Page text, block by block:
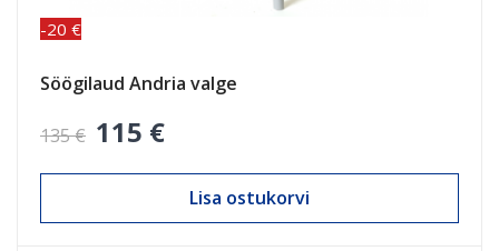
-20 €
Söögilaud Andria valge
135 € 115 €
Lisa ostukorvi